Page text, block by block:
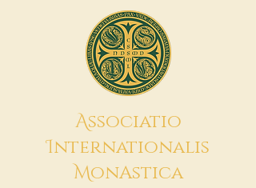
Associatio
Internationalis
MonAstica